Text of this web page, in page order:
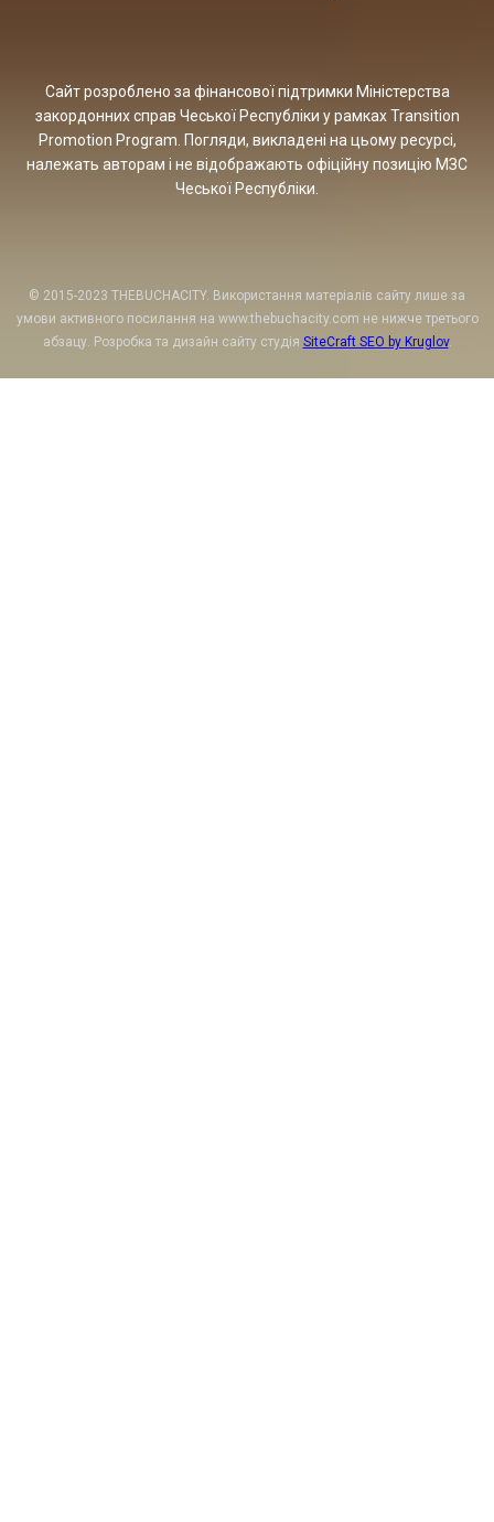
Сайт розроблено за фінансової підтримки Міністерства
закордонних справ Чеської Республіки у рамках Transition
Promotion Program. Погляди, викладені на цьому ресурсі,
належать авторам і не відображають офіційну позицію МЗС
Чеської Республіки.
© 2015-2023 THEBUCHACITY. Використання матеріалів сайту лише за
умови активного посилання на www.thebuchacity.com не нижче третього
абзацу. Розробка та дизайн сайту студія SiteCraft SEO by Kruglov.